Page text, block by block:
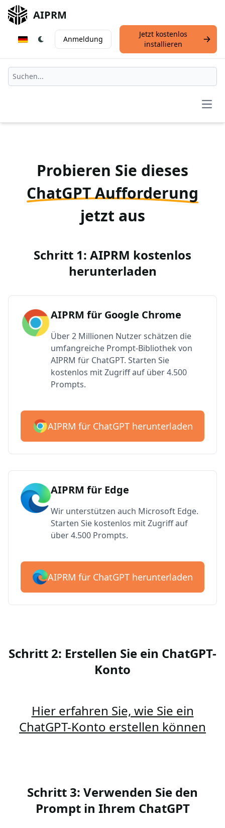
AIPRM
Anmeldung
Jetzt kostenlos
installieren
Probieren Sie dieses
ChatGPT Aufforderung
jetzt aus
Schritt 1: AIPRM kostenlos
herunterladen
AIPRM für Google Chrome
Über 2 Millionen Nutzer schätzen die
umfangreiche Prompt-Bibliothek von
AIPRM für ChatGPT. Starten Sie
kostenlos mit Zugriff auf über 4.500
Prompts.
AIPRM für ChatGPT herunterladen
AIPRM für Edge
Wir unterstützen auch Microsoft Edge.
Starten Sie kostenlos mit Zugriff auf
über 4.500 Prompts.
AIPRM für ChatGPT herunterladen
Schritt 2: Erstellen Sie ein ChatGPT-
Konto
Hier erfahren Sie, wie Sie ein
ChatGPT-Konto erstellen können
Schritt 3: Verwenden Sie den
Prompt in Ihrem ChatGPT